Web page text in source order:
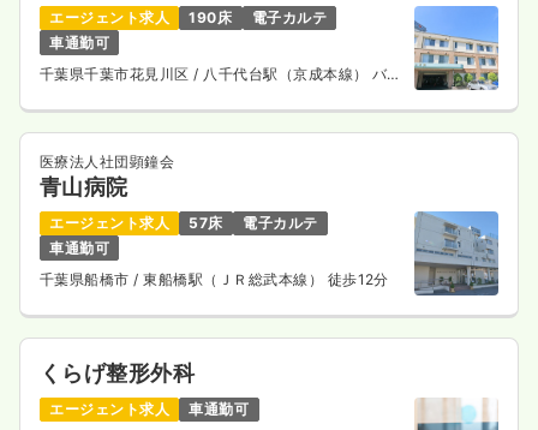
エージェント求人 190床
電子カルテ
車通勤可
千葉県千葉市花見川区 / 八千代台駅（京成本線） バス
医療法人社団顕鐘会
青山病院
エージェント求人 57床
電子カルテ
車通勤可
千葉県船橋市 / 東船橋駅（ＪＲ総武本線） 徒歩12分
くらげ整形外科
エージェント求人
車通勤可